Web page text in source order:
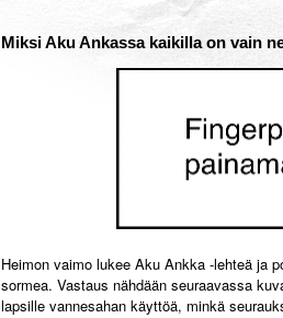
Miksi Aku Ankassa kaikilla on vain
Heimon vaimo lukee Aku Ankka -lehteä ja
sormea. Vastaus nähdään seuraavassa
lapsille vannesahan käyttöä, minkä